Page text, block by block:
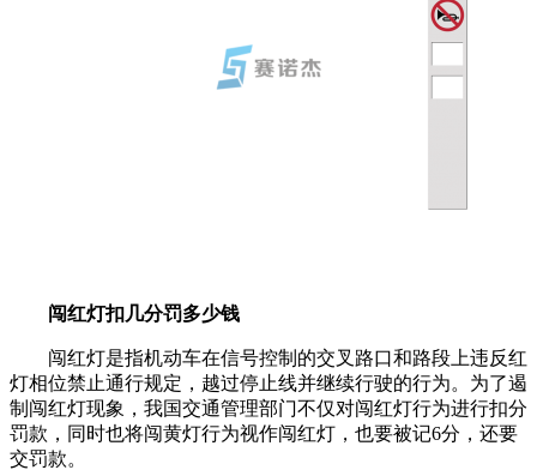
闯红灯扣几分罚多少钱
闯红灯是指机动车在信号控制的交叉路口和路段上违反红
灯相位禁止通行规定，越过停止线并继续行驶的行为。为了遏
制闯红灯现象，我国交通管理部门不仅对闯红灯行为进行扣分
罚款，同时也将闯黄灯行为视作闯红灯，也要被记6分，还要
交罚款。